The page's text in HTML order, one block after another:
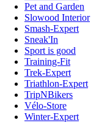
Pet and Garden
Slowood Interior
Smash-Expert
Sneak'In
Sport is good
Training-Fit
Trek-Expert
Triathlon-Expert
TripNBikers
Vélo-Store
Winter-Expert